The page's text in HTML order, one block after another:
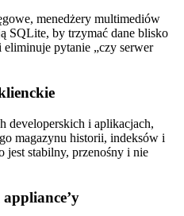
menedżery multimediów
SQLite, by trzymać dane blisko
pytanie „czy serwer
developerskich i aplikacjach,
magazynu historii, indeksów i
jest stabilny, przenośny i nie